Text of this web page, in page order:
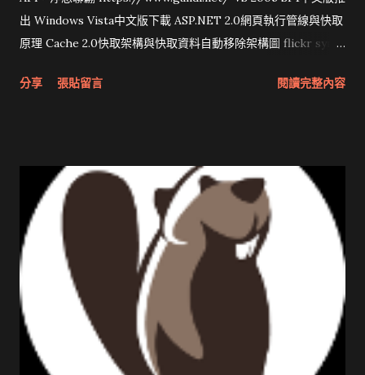
出 Windows Vista中文版下載 ASP.NET 2.0網頁執行管線與快取
原理 Cache 2.0快取架構與快取資料自動移除架構圖 flickr sync
圖治推動改革 Wait and see 國內某SOC疑遭駭客入侵 大砲開講
分享 張貼留言 閱讀完整內容